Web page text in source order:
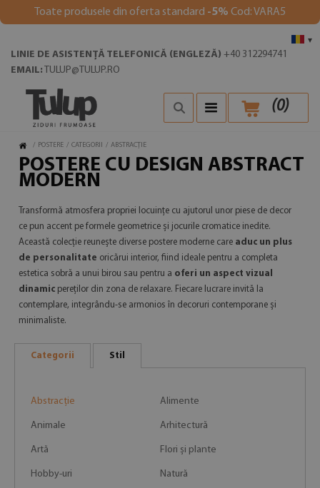
Toate produsele din oferta standard -5% Cod: VARA5
▾
LINIE DE ASISTENȚĂ TELEFONICĂ (ENGLEZĂ) +40 312294741
EMAIL: TULUP@TULUP.RO
(0)
/ POSTERE / CATEGORII / ABSTRACȚIE
POSTERE CU DESIGN ABSTRACT
MODERN
Transformă atmosfera propriei locuințe cu ajutorul unor piese de decor
ce pun accent pe formele geometrice și jocurile cromatice inedite.
Această colecție reunește diverse postere moderne care aduc un plus
de personalitate oricărui interior, fiind ideale pentru a completa
estetica sobră a unui birou sau pentru a oferi un aspect vizual
dinamic pereților din zona de relaxare. Fiecare lucrare invită la
contemplare, integrându-se armonios în decoruri contemporane și
minimaliste.
Categorii Stil
Abstracție Alimente
Animale Arhitectură
Artă Flori și plante
Hobby-uri Natură